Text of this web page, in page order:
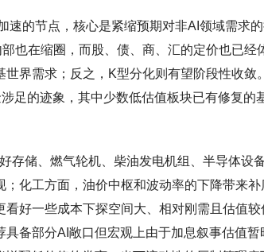
速的节点，核心是紧缩预期对非AI领域需求
也在缩圈，而股、债、商、汇的定价也已经
界需求；反之，K型分化则有望阶段性收敛
足的迹象，其中少数低估值板块已有修复的
存储、燃气轮机、柴油发电机组、半导体设
化工方面，油价中枢和波动率的下降带来补
好一些成本下探空间大、相对刚需且估值较
备部分AI敞口但宏观上由于加息叙事估值暂